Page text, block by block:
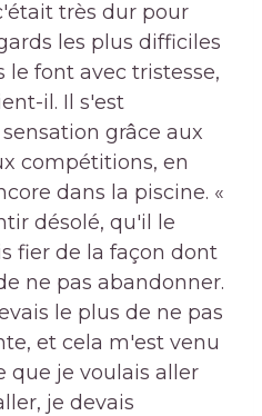
très dur pour
les plus difficiles
font avec tristesse,
il. Il s'est
grâce aux
compétitions, en
dans la piscine. «
désolé, qu'il le
fier de la façon dont
ne pas abandonner.
le plus de ne pas
et cela m'est venu
que je voulais aller
je devais